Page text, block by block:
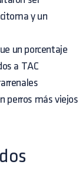
y un
un porcentaje
a TAC
perros más viejos